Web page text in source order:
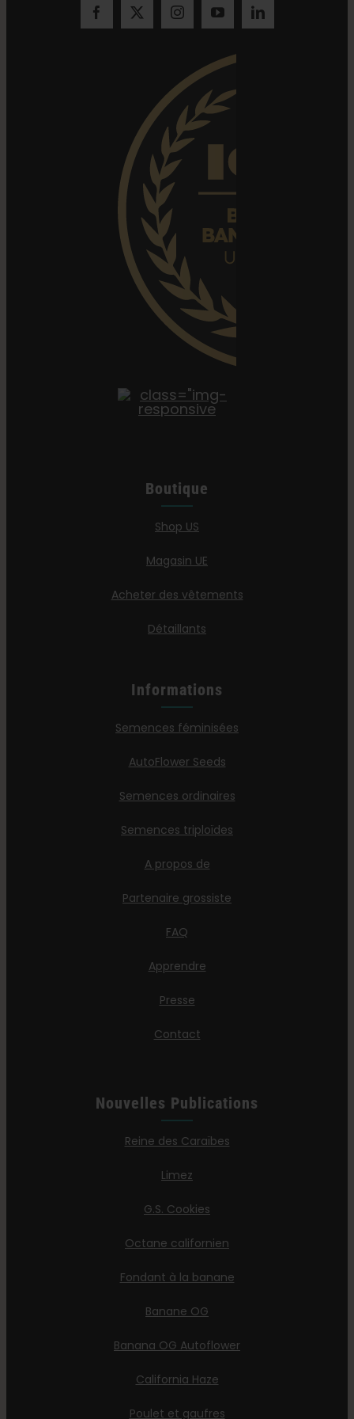
Boutique
Shop US
Magasin UE
Acheter des vêtements
Détaillants
Informations
Semences féminisées
AutoFlower Seeds
Semences ordinaires
Semences triploïdes
A propos de
Partenaire grossiste
FAQ
Apprendre
Presse
Contact
Nouvelles Publications
Reine des Caraïbes
Limez
G.S. Cookies
Octane californien
Fondant à la banane
Banane OG
Banana OG Autoflower
California Haze
Poulet et gaufres